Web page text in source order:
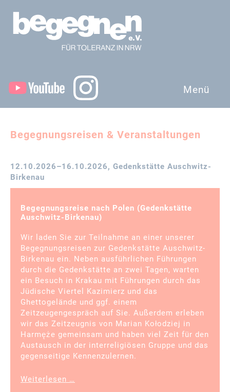
Menü
Begegnungsreisen & Veranstaltungen
12.10.2026–16.10.2026, Gedenkstätte Auschwitz-
Birkenau
Begegnungsreise nach Polen (Gedenkstätte
Auschwitz-Birkenau)
Wir laden Sie zur Teilnahme an einer unserer
Begegnungsreisen zur Gedenkstätte Auschwitz-
Birkenau ein. Neben ausführlichen Führungen
durch die Gedenkstätte an zwei Tagen, warten
ein Besuch in Krakau mit Führungen durch das
Jüdische Viertel Kazimierz und das
Ghettogelände und ggf. einem
Zeitzeugengespräch auf Sie. Außerdem erleben
wir das Zeitzeugnis von Marian Kołodziej in
Harmęże gemeinsam und haben viel Zeit für den
Austausch in der interreligiösen Gruppe und das
gegenseitige Kennenzulernen.
Weiterlesen …